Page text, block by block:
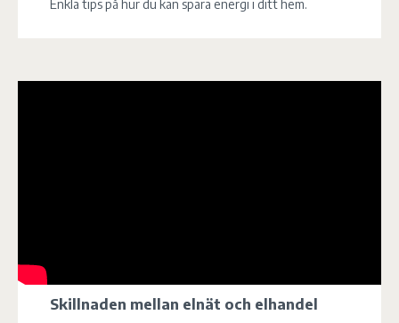
Enkla tips på hur du kan spara energi i ditt hem.
Skillnaden mellan elnät och elhandel